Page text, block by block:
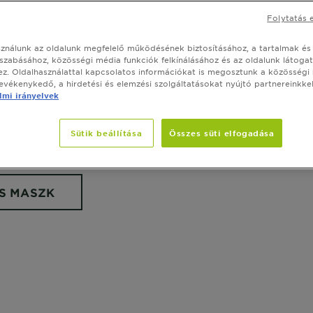
bőrtípusának megfelelő, természetes kivonatokat
MASZK
az oldalunk megfelelő működésének biztosításához, a tartalmak
közösségi média funkciók felkínálásához és az oldalunk
Oldalhasználattal kapcsolatos információkat is megosztunk a közösségi
a hirdetési és elemzési szolgáltatásokat nyújtó partnereinkkel.
irányelvek
Sütik beállítása Összes süti elfogadása
Folytatás